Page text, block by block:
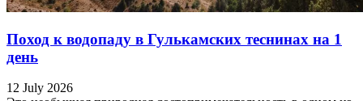
Поход к водопаду в Гулькамских теснинах на 1
день
12 July 2026